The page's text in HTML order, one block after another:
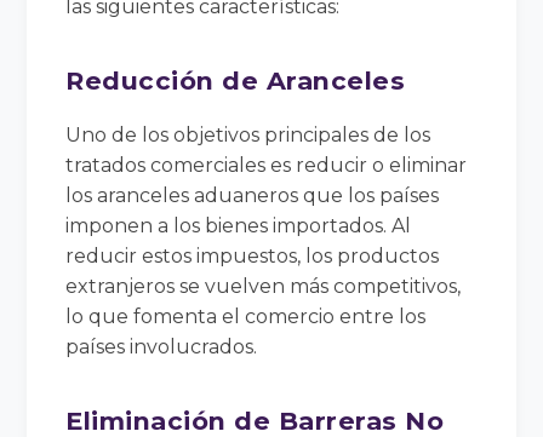
las siguientes características:
Reducción de Aranceles
Uno de los objetivos principales de los
tratados comerciales es reducir o eliminar
los aranceles aduaneros que los países
imponen a los bienes importados. Al
reducir estos impuestos, los productos
extranjeros se vuelven más competitivos,
lo que fomenta el comercio entre los
países involucrados.
Eliminación de Barreras No